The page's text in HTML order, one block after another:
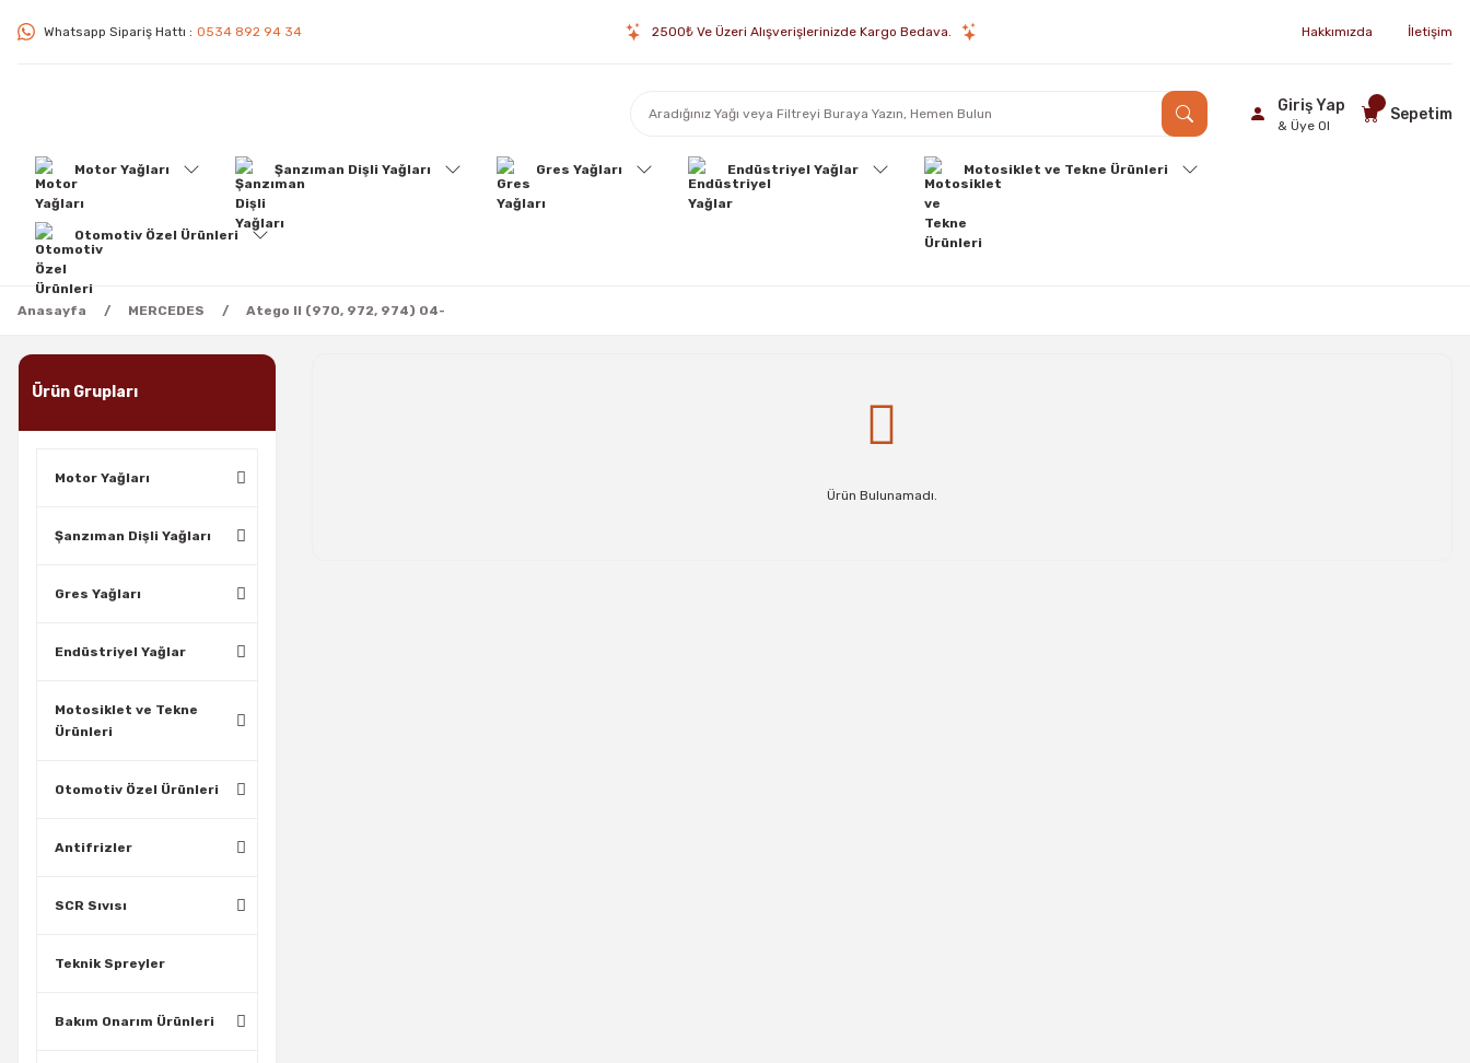
Whatsapp Sipariş Hattı : 0534 892 94 34 2500₺ Ve Üzeri Alışverişlerinizde Kargo Bedava. Hakkımızda İletişim
Giriş Yap
& Üye Ol
Sepetim
Motor Yağları Şanzıman Dişli Yağları Gres Yağları Endüstriyel Yağlar Motosiklet ve Tekne Ürünleri
Otomotiv Özel Ürünleri
Anasayfa MERCEDES Atego II (970, 972, 974) 04-
Ürün Grupları
Motor Yağları
Şanzıman Dişli Yağları
Gres Yağları
Endüstriyel Yağlar
Motosiklet ve Tekne
Ürünleri
Otomotiv Özel Ürünleri
Antifrizler
SCR Sıvısı
Teknik Spreyler
Bakım Onarım Ürünleri
Ürün Bulunamadı.